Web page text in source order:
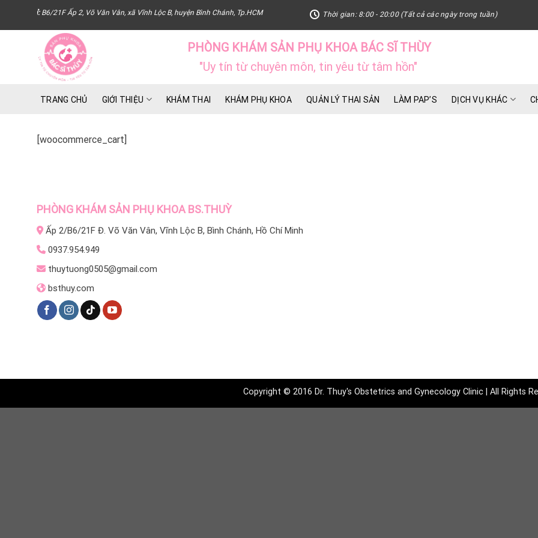
B6/21F Ấp 2, Võ Văn Vân, xã Vĩnh Lộc B, huyện Bình Chánh, Tp.HCM Thời gian: 8:00 - 20:00 (Tất cả các ngày trong tuần)
PHÒNG KHÁM SẢN PHỤ KHOA BÁC SĨ THÙY
"Uy tín từ chuyên môn, tin yêu từ tâm hồn"
TRANG CHỦ GIỚI THIỆU KHÁM THAI KHÁM PHỤ KHOA QUẢN LÝ THAI SẢN LÀM PAP’S DỊCH VỤ KHÁC
[woocommerce_cart]
PHÒNG KHÁM SẢN PHỤ KHOA BS.THUỲ
Ấp 2/B6/21F Đ. Võ Văn Vân, Vĩnh Lộc B, Bình Chánh, Hồ Chí Minh
0937.954.949
thuytuong0505@gmail.com
bsthuy.com
Copyright © 2016 Dr. Thuy's Obstetrics and Gynecology Clinic | All Rights